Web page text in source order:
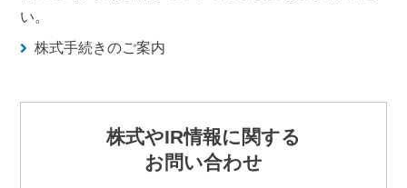
い。
株式手続きのご案内
株式やIR情報に関する
お問い合わせ